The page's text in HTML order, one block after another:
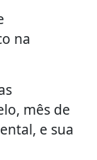
na
mês de
e sua